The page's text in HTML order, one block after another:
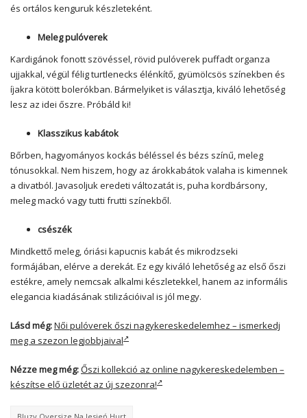
és ortálos kenguruk készleteként.
Meleg pulóverek
Kardigánok fonott szövéssel, rövid pulóverek puffadt organza
ujjakkal, végül félig turtlenecks élénkítő, gyümölcsös színekben és
íjakra kötött bolerókban. Bármelyiket is választja, kiváló lehetőség
lesz az idei őszre. Próbáld ki!
Klasszikus kabátok
Bőrben, hagyományos kockás béléssel és bézs színű, meleg
tónusokkal. Nem hiszem, hogy az árokkabátok valaha is kimennek
a divatból. Javasoljuk eredeti változatát is, puha kordbársony,
meleg mackó vagy tutti frutti színekből.
csészék
Mindkettő meleg, óriási kapucnis kabát és mikrodzseki
formájában, elérve a derekát. Ez egy kiváló lehetőség az első őszi
estékre, amely nemcsak alkalmi készletekkel, hanem az informális
elegancia kiadásának stilizációival is jól megy.
Lásd még:Női pulóverek őszi nagykereskedelemhez – ismerkedj
meg a szezon legjobbjaival
Nézze meg még:Őszi kollekció az online nagykereskedelemben –
készítse elő üzletét az új szezonra!